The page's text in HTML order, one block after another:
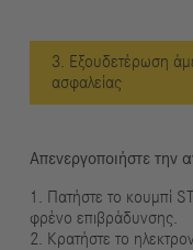
3. Εξουδετέρωση
ασφαλείας
Απενεργοποιήστε την
1. Πατήστε το κουμπί
φρένο επιβράδυνσης.
2. Κρατήστε το